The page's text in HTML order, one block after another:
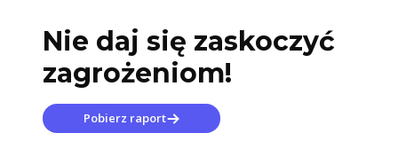
Nie daj się zaskoczyć
zagrożeniom!
Pobierz raport